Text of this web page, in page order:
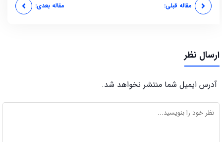
مقاله قبلی: مقاله بعدی:
ارسال نظر
آدرس ایمیل شما منتشر نخواهد شد.